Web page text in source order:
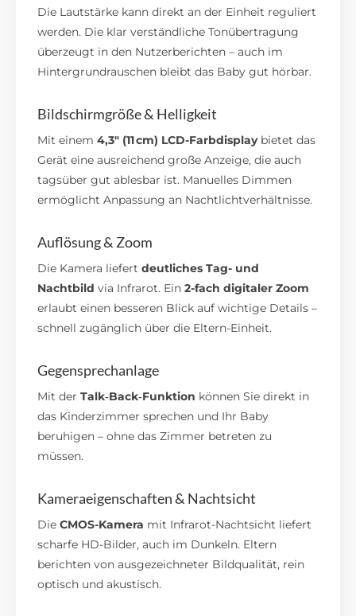
Die Lautstärke kann direkt an der Einheit reguliert
werden. Die klar verständliche Tonübertragung
überzeugt in den Nutzerberichten – auch im
Hintergrundrauschen bleibt das Baby gut hörbar.
Bildschirmgröße & Helligkeit
Mit einem4,3″ (11 cm) LCD-Farbdisplaybietet das
Gerät eine ausreichend große Anzeige, die auch
tagsüber gut ablesbar ist. Manuelles Dimmen
ermöglicht Anpassung an Nachtlichtverhältnisse.
Auflösung & Zoom
Die Kamera liefertdeutliches Tag- und
Nachtbild via Infrarot. Ein2-fach digitaler Zoom
erlaubt einen besseren Blick auf wichtige Details –
schnell zugänglich über die Eltern-Einheit.
Gegensprechanlage
Mit derTalk‑Back‑Funktion können Sie direkt in
das Kinderzimmer sprechen und Ihr Baby
beruhigen – ohne das Zimmer betreten zu
müssen.
Kameraeigenschaften & Nachtsicht
DieCMOS-Kamera mit Infrarot-Nachtsicht liefert
scharfe HD-Bilder, auch im Dunkeln. Eltern
berichten von ausgezeichneter Bildqualität, rein
optisch und akustisch.